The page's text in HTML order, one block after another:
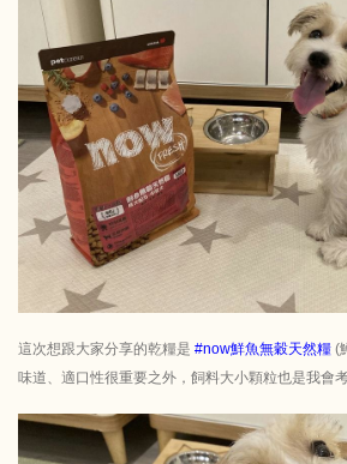
這次想跟大家分享的乾糧是 #now鮮魚無穀天然糧 (
味道、適口性很重要之外，飼料大小顆粒也是我會考